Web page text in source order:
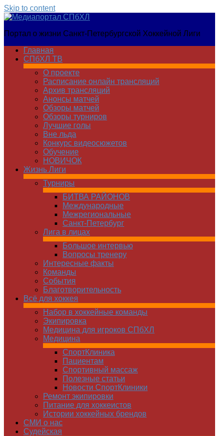
Skip to content
Медиапортал
Портал о жизни Санкт-Петербургской Хоккейной Лиги
Главная
СПбХЛ ТВ
О проекте
Расписание онлайн трансляций
Архив трансляций
Анонсы матчей
Обзоры матчей
Обзоры турниров
Лучшие голы
Вне льда
Конкурс видеосюжетов
Обучение
НОВИЧОК
Жизнь Лиги
Турниры
БИТВА РАЙОНОВ
Международные
Межрегиональные
Санкт-Петербург
Лига в лицах
Большое интервью
Вопросы тренеру
Интересные факты
Команды
Cобытия
Благотворительность
Всё для хоккея
Набор в хоккейные команды
Экипировка
Медицина для игроков СПбХЛ
Медицина
СпортКлиника
Пациентам
Спортивный массаж
Полезные статьи
Новости СпортКлиники
Ремонт экипировки
Питание для хоккеистов
Истории хоккейных брендов
СМИ о нас
Судейская